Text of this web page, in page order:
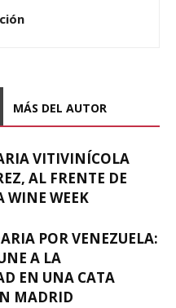
MÁS DEL AUTOR
VITIVINÍCOLA
AL FRENTE DE
WINE WEEK
POR VENEZUELA:
A LA
EN UNA CATA
MADRID